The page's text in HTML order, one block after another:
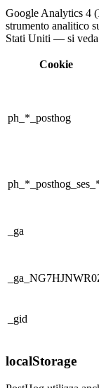
Google Analytics 4
strumento analitico
Stati Uniti — si veda
Cookie
ph_*_posthog
_ga
_gid
localStorage